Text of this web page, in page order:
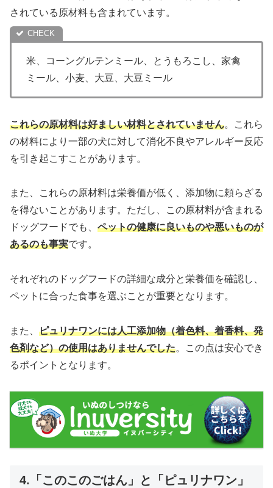
されている原材料も含まれています。
米、コーングルテンミール、とうもろこし、家禽
ミール、小麦、大豆、大豆ミール
これらの原材料は好ましい材料とされていません。これら
の材料により一部の犬に対して消化不良やアレルギー反応
を引き起こすことがあります。
また、これらの原材料は栄養価が低く、添加物に頼らざる
を得ないことがあります。ただし、この原材料が含まれる
ドッグフードでも、 ペットの健康に良いものや悪いものが
あるのも事実です。
それぞれのドッグフードの詳細な成分と栄養価を確認し、
ペットに合った食事を選ぶことが重要となります。
また、 ピュリナワンには人工添加物（着色料、着香料、発
色剤など）の使用はありませんでした。この点は安心でき
るポイントとなります。
4.「このこのごはん」と「ピュリナワン」